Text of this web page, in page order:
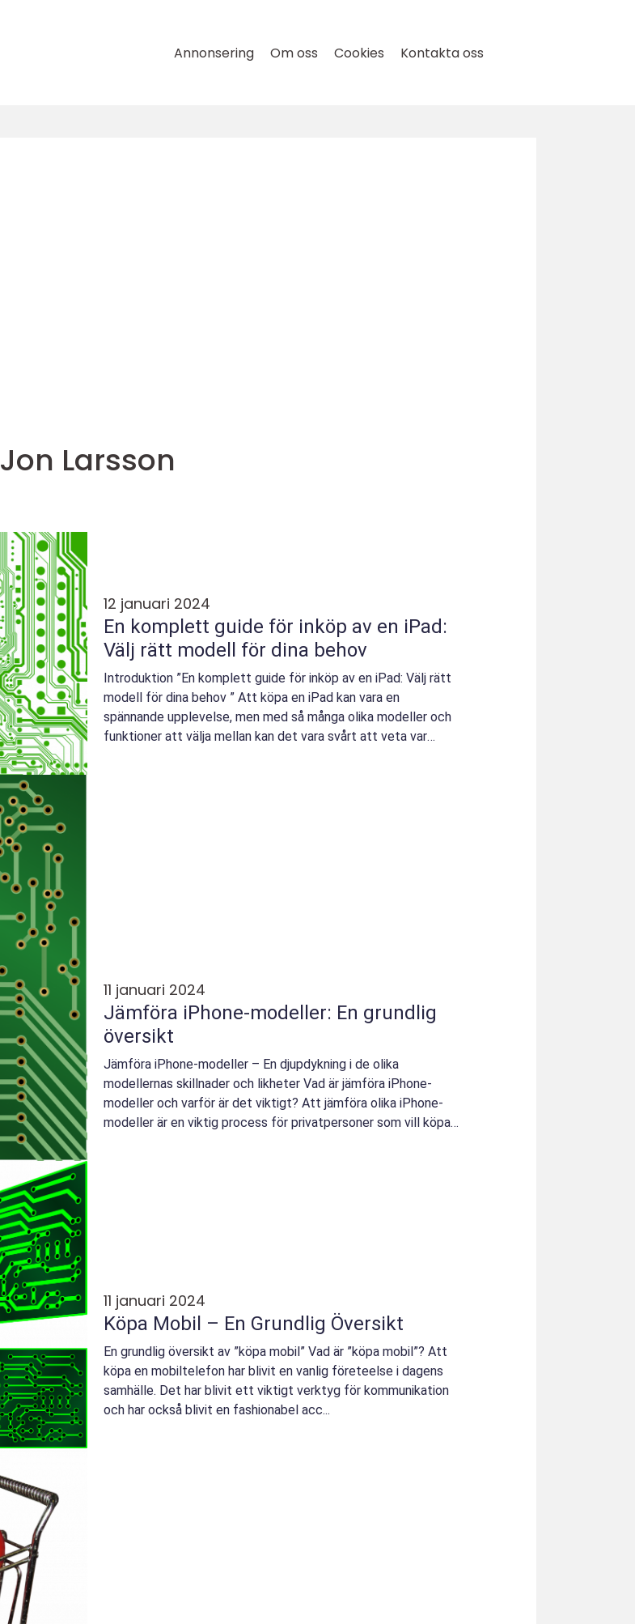
Annonsering Om oss Cookies Kontakta oss
Jon Larsson
12 januari 2024
En komplett guide för inköp av en iPad:
Välj rätt modell för dina behov
Introduktion ”En komplett guide för inköp av en iPad: Välj rätt
modell för dina behov ” Att köpa en iPad kan vara en
spännande upplevelse, men med så många olika modeller och
funktioner att välja mellan kan det vara svårt att veta var
11 januari 2024
Jämföra iPhone-modeller: En grundlig
översikt
Jämföra iPhone-modeller – En djupdykning i de olika
modellernas skillnader och likheter Vad är jämföra iPhone-
modeller och varför är det viktigt? Att jämföra olika iPhone-
modeller är en viktig process för privatpersoner som vill köpa
11 januari 2024
Köpa Mobil – En Grundlig Översikt
En grundlig översikt av ”köpa mobil” Vad är ”köpa mobil”? Att
köpa en mobiltelefon har blivit en vanlig företeelse i dagens
samhälle. Det har blivit ett viktigt verktyg för kommunikation
och har också blivit en fashionabel acc...